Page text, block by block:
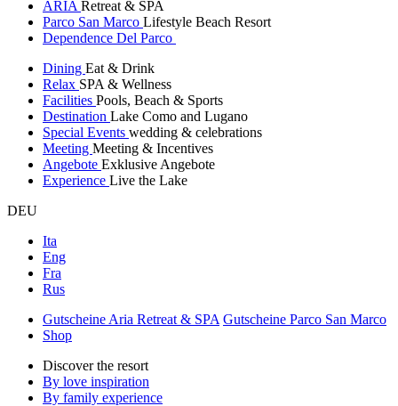
ARIA Retreat & SPA
Parco San Marco Lifestyle Beach Resort
Dependence Del Parco
Dining Eat & Drink
Relax SPA & Wellness
Facilities Pools, Beach & Sports
Destination Lake Como and Lugano
Special Events wedding & celebrations
Meeting Meeting & Incentives
Angebote Exklusive Angebote
Experience Live the Lake
DEU
Ita
Eng
Fra
Rus
Gutscheine Aria Retreat & SPA Gutscheine Parco San Marco
Shop
Discover the resort
By love inspiration
By family experience